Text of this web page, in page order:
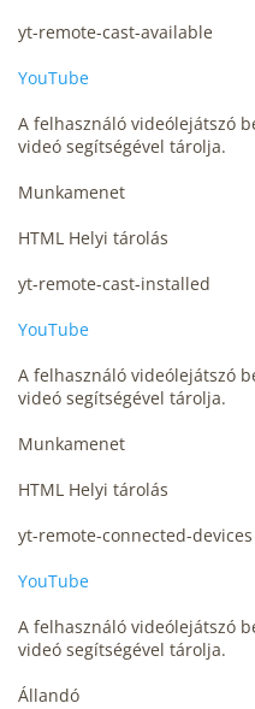
yt-remote-cast-available
YouTube
A felhasználó videólejátszó
videó segítségével tárolja.
Munkamenet
HTML Helyi tárolás
yt-remote-cast-installed
YouTube
A felhasználó videólejátszó
videó segítségével tárolja.
Munkamenet
HTML Helyi tárolás
yt-remote-connected-devices
YouTube
A felhasználó videólejátszó
videó segítségével tárolja.
Állandó